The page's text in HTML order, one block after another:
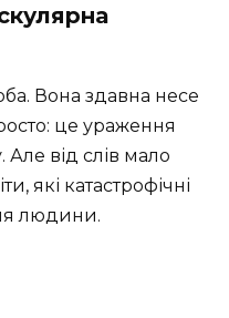
Вона здавна несе
це ураження
від слів мало
які катастрофічні
людини.